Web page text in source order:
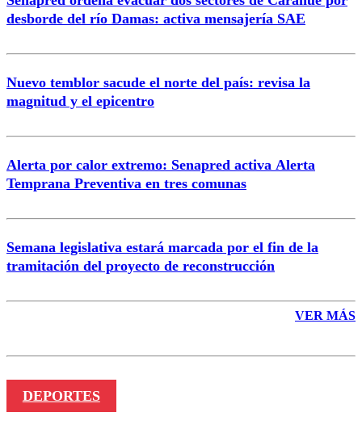
Correo
desborde del río Damas: activa mensajería SAE
Nuevo temblor sacude el norte del país: revisa la
magnitud y el epicentro
Alerta por calor extremo: Senapred activa Alerta
Temprana Preventiva en tres comunas
Semana legislativa estará marcada por el fin de la
tramitación del proyecto de reconstrucción
VER MÁS
DEPORTES